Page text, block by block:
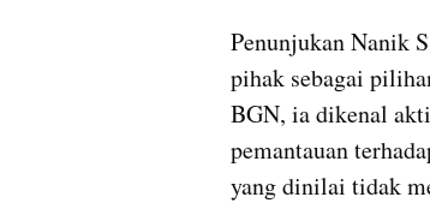
Penunjukan Nanik
pihak sebagai
BGN, ia dikenal
pemantauan
yang dinilai tidak